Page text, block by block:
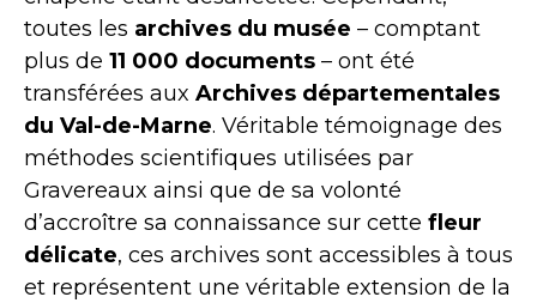
toutes les archives du musée – comptant
plus de 11 000 documents – ont été
transférées aux Archives départementales
du Val-de-Marne. Véritable témoignage des
méthodes scientifiques utilisées par
Gravereaux ainsi que de sa volonté
d’accroître sa connaissance sur cette fleur
délicate, ces archives sont accessibles à tous
et représentent une véritable extension de la